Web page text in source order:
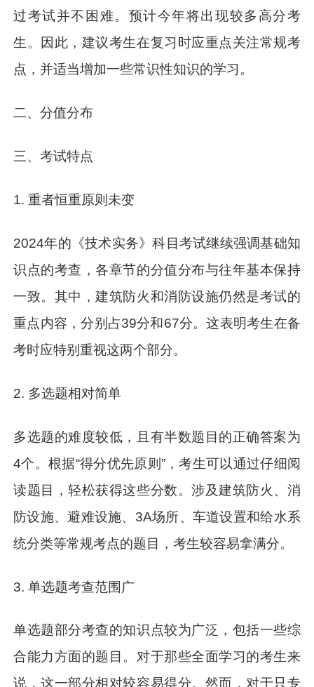
过考试并不困难。预计今年将出现较多高分考
生。因此，建议考生在复习时应重点关注常规考
点，并适当增加一些常识性知识的学习。
二、分值分布
三、考试特点
1. 重者恒重原则未变
2024年的《技术实务》科目考试继续强调基础知
识点的考查，各章节的分值分布与往年基本保持
一致。其中，建筑防火和消防设施仍然是考试的
重点内容，分别占39分和67分。这表明考生在备
考时应特别重视这两个部分。
2. 多选题相对简单
多选题的难度较低，且有半数题目的正确答案为
4个。根据“得分优先原则”，考生可以通过仔细阅
读题目，轻松获得这些分数。涉及建筑防火、消
防设施、避难设施、3A场所、车道设置和给水系
统分类等常规考点的题目，考生较容易拿满分。
3. 单选题考查范围广
单选题部分考查的知识点较为广泛，包括一些综
合能力方面的题目。对于那些全面学习的考生来
说，这一部分相对较容易得分。然而，对于只专